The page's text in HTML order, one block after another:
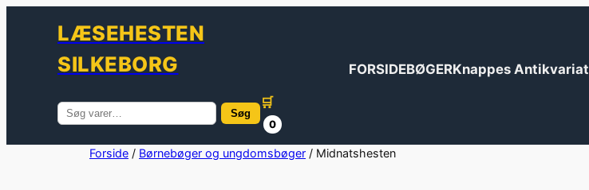
LÆSEHESTEN
SILKEBORG
FORSIDEBØGERKnappes Antikvariat
Søg
efter:
Søg
🛒
0
Forside / Børnebøger og ungdomsbøger / Midnatshesten